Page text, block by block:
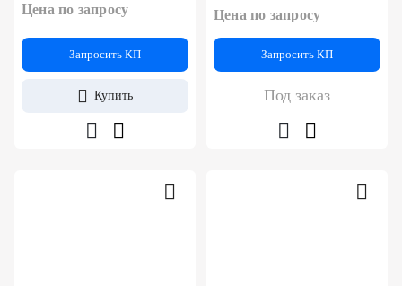
Цена по запросу
Запросить КП
Купить
Цена по запросу
Запросить КП
Под заказ